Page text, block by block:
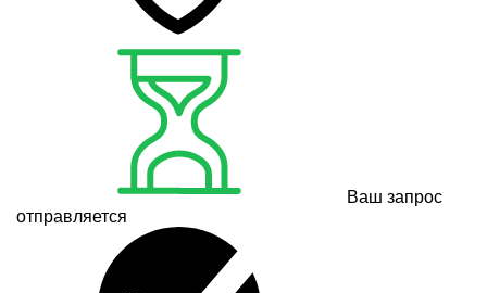
Ваш запрос
отправляется